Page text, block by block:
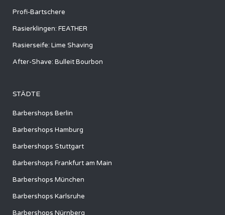
Profi-Bartschere
Rasierklingen: FEATHER
Rasierseife: Lime Shaving
After-Shave: Bulleit Bourbon
STÄDTE
Barbershops Berlin
Barbershops Hamburg
Barbershops Stuttgart
Barbershops Frankfurt am Main
Barbershops München
Barbershops Karlsruhe
Barbershops Nürnberg